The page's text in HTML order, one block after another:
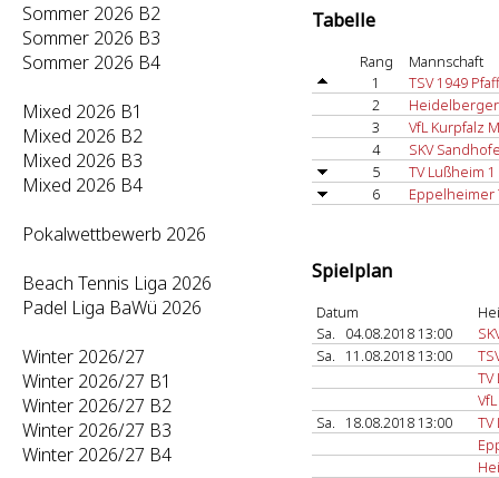
Sommer 2026 B2
Sommer 2026 B3
Sommer 2026 B4
Mixed 2026 B1
Mixed 2026 B2
Mixed 2026 B3
Mixed 2026 B4
Pokalwettbewerb 2026
Beach Tennis Liga 2026
Padel Liga BaWü 2026
Winter 2026/27
Winter 2026/27 B1
Winter 2026/27 B2
Winter 2026/27 B3
Winter 2026/27 B4
Tabelle
Rang
Mannschaft
1
TSV 1949
2
Heidelberger
3
VfL Kurpfalz
4
SKV
5
TV Lußheim 1
6
Eppelheimer
Spielplan
Datum
Sa.
04.08.2018 13:00
Sa.
11.08.2018 13:00
Sa.
18.08.2018 13:00